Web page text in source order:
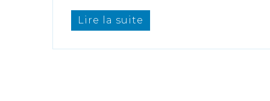
Lire la suite